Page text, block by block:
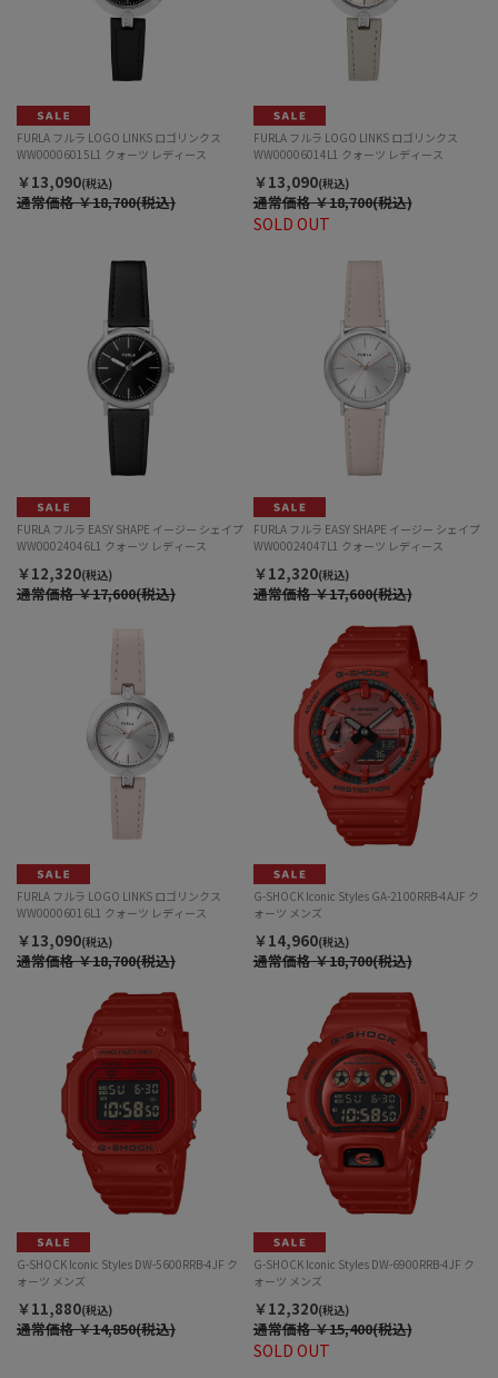
FURLA フルラ LOGO LINKS ロゴリンクス
WW00006015L1 クォーツ レディース
￥13,090(税込)
通常価格￥18,700(税込)
SOLD OUT
FURLA フルラ LOGO LINKS ロゴリンクス
WW00006014L1 クォーツ レディース
￥13,090(税込)
通常価格￥18,700(税込)
FURLA フルラ EASY SHAPE イージー シェイプ
WW00024046L1 クォーツ レディース
￥12,320(税込)
通常価格￥17,600(税込)
FURLA フルラ EASY SHAPE イージー シェイプ
WW00024047L1 クォーツ レディース
￥12,320(税込)
通常価格￥17,600(税込)
FURLA フルラ LOGO LINKS ロゴリンクス
WW00006016L1 クォーツ レディース
￥13,090(税込)
通常価格￥18,700(税込)
G-SHOCK Iconic Styles GA-2100RRB-4AJF ク
ォーツ メンズ
￥14,960(税込)
通常価格￥18,700(税込)
G-SHOCK Iconic Styles DW-5600RRB-4JF ク
ォーツ メンズ
￥11,880(税込)
通常価格￥14,850(税込)
SOLD OUT
G-SHOCK Iconic Styles DW-6900RRB-4JF ク
ォーツ メンズ
￥12,320(税込)
通常価格￥15,400(税込)